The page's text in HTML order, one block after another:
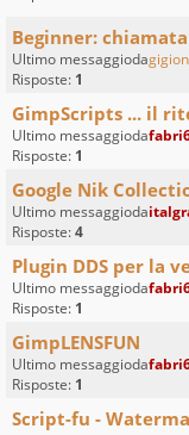
Beginner:
Ultimo messaggioda
Risposte: 1
GimpScripts ... il
Ultimo messaggioda
Risposte: 1
Google Nik
Ultimo messaggioda
Risposte:4
Plugin DDS per la
Ultimo messaggioda
Risposte: 1
GimpLENSFUN
Ultimo messaggioda
Risposte: 1
Script-fu -